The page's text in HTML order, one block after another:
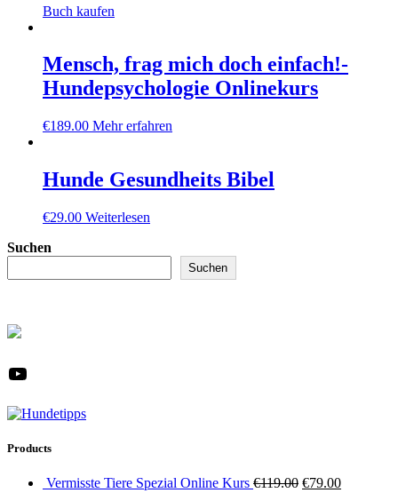
Buch kaufen
Mensch, frag mich doch einfach!-
Hundepsychologie Onlinekurs
€189.00 Mehr erfahren
Hunde Gesundheits Bibel
€29.00 Weiterlesen
Suchen
Suchen
YouTube
Products
Vermisste Tiere Spezial Online Kurs €119.00 Ursprünglicher
€79.00Aktueller